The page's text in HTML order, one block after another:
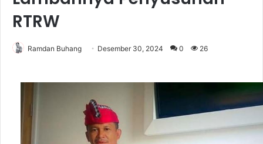
RTRW
Ramdan Buhang Desember 30, 2024 0 26